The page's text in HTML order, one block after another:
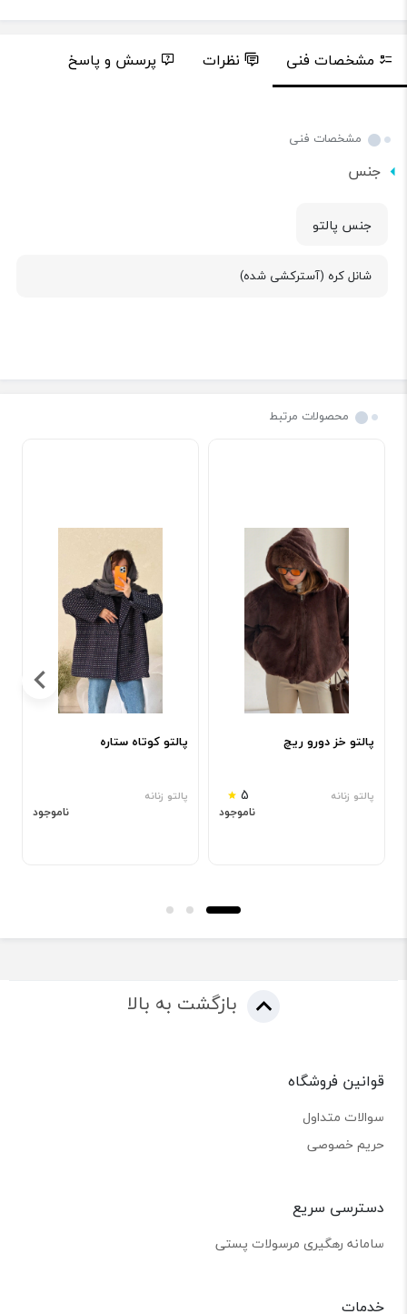
مشخصات فنی نظرات پرسش و پاسخ
مشخصات فنی
جنس
جنس پالتو
شانل کره (آسترکشی شده)
محصولات مرتبط
پالتو خز دورو ریچ
پالتو زنانه 5
ناموجود
پالتو کوتاه ستاره
پالتو زنانه
ناموجود
بازگشت به بالا
قوانین فروشگاه
سوالات متداول
حریم خصوصی
دسترسی سریع
سامانه رهگیری مرسولات پستی
خدمات